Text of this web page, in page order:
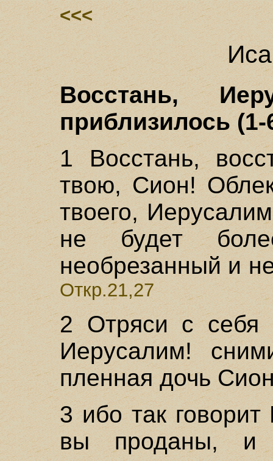
<<<
Восстань,
приблизилось (1-
1 Восстань,
твою, Сион!
твоего,
не будет
необрезанный и
Откр.21,27
2 Отряси с себя
Иерусалим!
пленная дочь
3 ибо так
вы проданы, и